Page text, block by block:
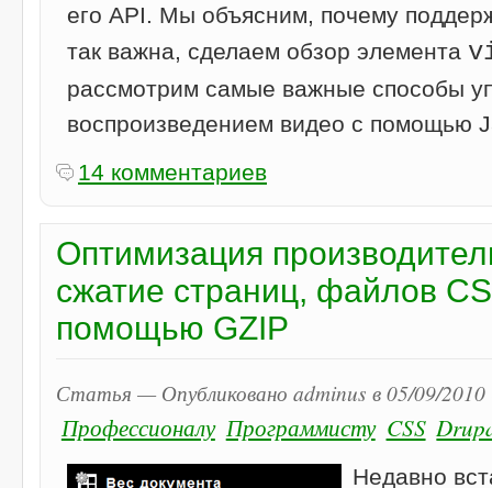
его API. Мы объясним, почему
так важна, сделаем обзор элемента
рассмотрим самые важные способы
воспроизведением видео с помощью
14 комментариев
Оптимизация
сжатие страниц, файлов
помощью GZIP
Статья — Опубликовано adminus в 05/09/
Профессионалу Программисту CSS
Недавно